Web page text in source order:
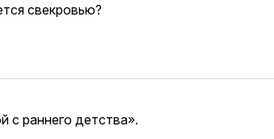
свекровью?
с раннего детства».